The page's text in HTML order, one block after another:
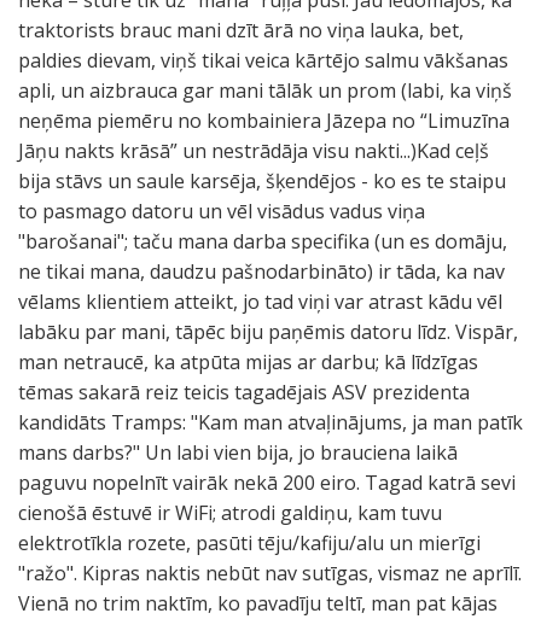
traktorists brauc mani dzīt ārā no viņa lauka, bet,
paldies dievam, viņš tikai veica kārtējo salmu vākšanas
apli, un aizbrauca gar mani tālāk un prom (labi, ka viņš
neņēma piemēru no kombainiera Jāzepa no “Limuzīna
Jāņu nakts krāsā” un nestrādāja visu nakti...)Kad ceļš
bija stāvs un saule karsēja, šķendējos - ko es te staipu
to pasmago datoru un vēl visādus vadus viņa
"barošanai"; taču mana darba specifika (un es domāju,
ne tikai mana, daudzu pašnodarbināto) ir tāda, ka nav
vēlams klientiem atteikt, jo tad viņi var atrast kādu vēl
labāku par mani, tāpēc biju paņēmis datoru līdz. Vispār,
man netraucē, ka atpūta mijas ar darbu; kā līdzīgas
tēmas sakarā reiz teicis tagadējais ASV prezidenta
kandidāts Tramps: "Kam man atvaļinājums, ja man patīk
mans darbs?" Un labi vien bija, jo brauciena laikā
paguvu nopelnīt vairāk nekā 200 eiro. Tagad katrā sevi
cienošā ēstuvē ir WiFi; atrodi galdiņu, kam tuvu
elektrotīkla rozete, pasūti tēju/kafiju/alu un mierīgi
"ražo". Kipras naktis nebūt nav sutīgas, vismaz ne aprīlī.
Vienā no trim naktīm, ko pavadīju teltī, man pat kājas